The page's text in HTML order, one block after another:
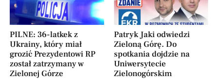
PILNE: 36-latkek z
Ukrainy, który miał
grozić Prezydentowi RP
został zatrzymany w
Zielonej Górze
Patryk Jaki odwiedzi
Zieloną Górę. Do
spotkania dojdzie na
Uniwersytecie
Zielonogórskim